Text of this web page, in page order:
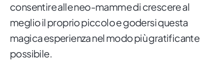
consentire alle neo-mamme di crescere al
meglio il proprio piccolo e godersi questa
magica esperienza nel modo più gratificante
possibile.